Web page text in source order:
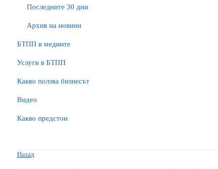
Последните 30 дни
Архив на новини
БTПП в медиите
Услуги в БТПП
Какво ползва бизнесът
Видео
Какво предстои
Назад